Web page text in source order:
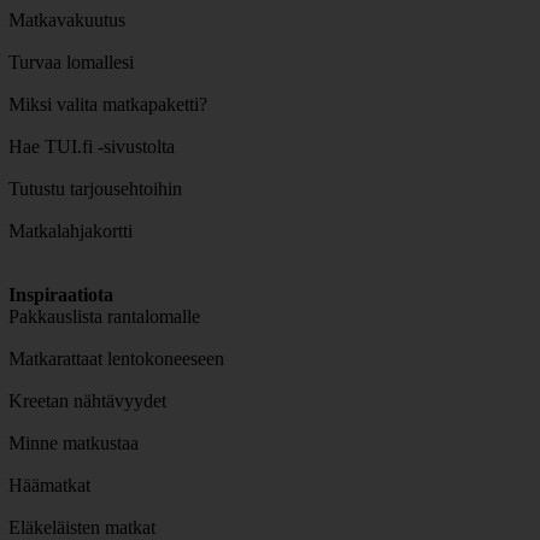
Matkavakuutus
Turvaa lomallesi
Miksi valita matkapaketti?
Hae TUI.fi -sivustolta
Tutustu tarjousehtoihin
Matkalahjakortti
Inspiraatiota
Pakkauslista rantalomalle
Matkarattaat lentokoneeseen
Kreetan nähtävyydet
Minne matkustaa
Häämatkat
Eläkeläisten matkat